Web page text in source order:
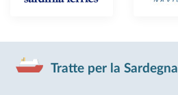
Tratte per la Sardegna